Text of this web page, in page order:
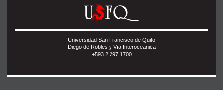
Universidad San Francisco de Quito
Diego de Robles y Vía Interoceánica
+593 2 297 1700